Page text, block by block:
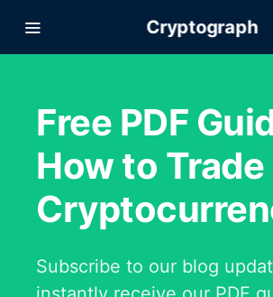
Cryptograph
Free PDF
How to Trade
Subscribe to our blog